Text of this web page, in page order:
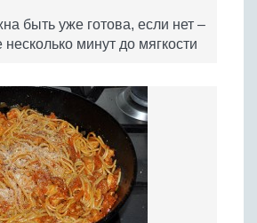
быть уже готова, если нет –
минут до мягкости